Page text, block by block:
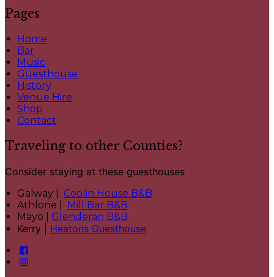
Pages
Home
Bar
Music
Guesthouse
History
Venue Hire
Shop
Contact
Traveling to other Counties?
Consider staying at these guesthouses
Galway | Coolin House B&B
Athlone | Mill Bar B&B
Mayo | Glenderan B&B
Kerry | Heatons Guesthouse